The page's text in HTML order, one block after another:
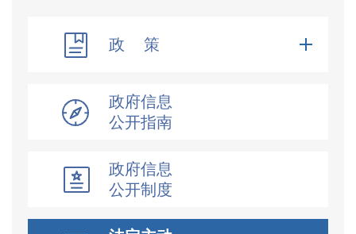
政 策
政府信息
公开指南
政府信息
公开制度